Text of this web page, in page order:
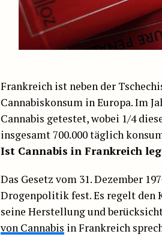
Frankreich ist neben der
Cannabiskonsum in Europa. Im
Cannabis getestet, wobei 1/4
insgesamt 700.000 täglich
Ist Cannabis in Frankreich
Das Gesetz vom 31. Dezember
Drogenpolitik fest. Es regelt den
seine Herstellung und
von Cannabis in Frankreich